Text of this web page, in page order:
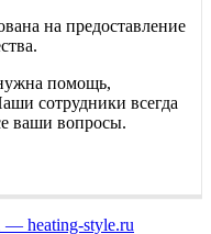
на предоставление
помощь,
сотрудники всегда
ваши вопросы.